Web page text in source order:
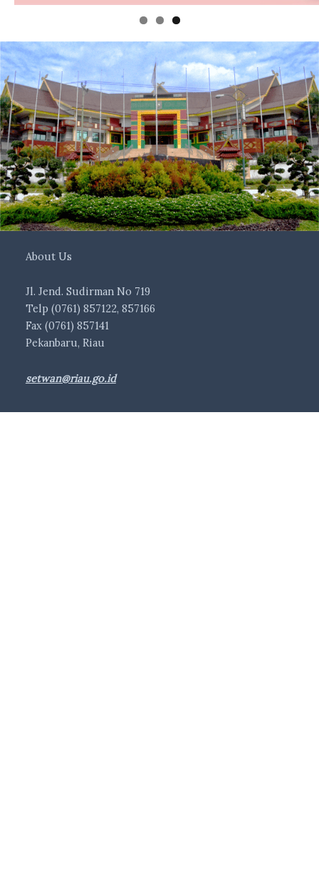
About Us
Jl. Jend. Sudirman No 719
Telp (0761) 857122, 857166
Fax (0761) 857141
Pekanbaru, Riau
setwan@riau.go.id